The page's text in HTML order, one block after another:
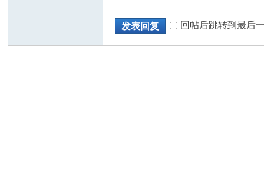
发表回复 回帖后跳转到最后